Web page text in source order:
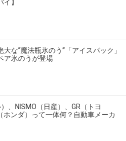
】
大な“魔法瓶氷のう”「アイスパック」
ア氷のうが登場
、NISMO（日産）、GR（トヨ
ホンダ）って一体何？自動車メーカ